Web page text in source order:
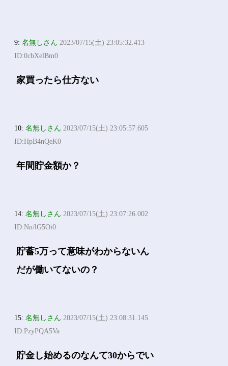
9:名無しさん 2023/07/15(土) 23:05:32.413
ID:0cbXelBm0
家買ったら仕方ない
10:名無しさん 2023/07/15(土) 23:05:57.605
ID:HpB4nQeK0
年間貯金額か？
14:名無しさん 2023/07/15(土) 23:07:26.002
ID:Nn/lG5Oi0
貯蓄5万って意味がわからないん
だが働いてないの？
15:名無しさん 2023/07/15(土) 23:08:31.145
ID:PzyPQA5Va
貯金し始めるのなんて30からでい